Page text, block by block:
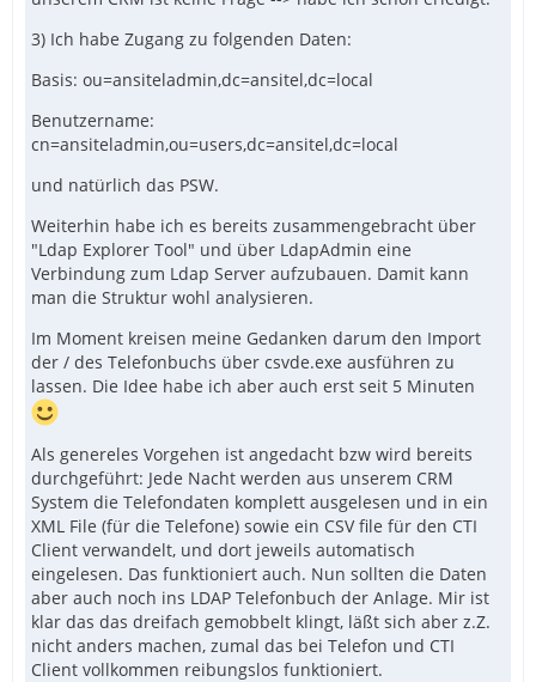
3) Ich habe Zugang zu folgenden Daten:
Basis: ou=ansiteladmin,dc=ansitel,dc=local
Benutzername:
cn=ansiteladmin,ou=users,dc=ansitel,dc=local
und natürlich das PSW.
Weiterhin habe ich es bereits zusammengebracht über
"Ldap Explorer Tool" und über LdapAdmin eine
Verbindung zum Ldap Server aufzubauen. Damit kann
man die Struktur wohl analysieren.
Im Moment kreisen meine Gedanken darum den Import
der / des Telefonbuchs über csvde.exe ausführen zu
lassen. Die Idee habe ich aber auch erst seit 5 Minuten
Als genereles Vorgehen ist angedacht bzw wird bereits
durchgeführt: Jede Nacht werden aus unserem CRM
System die Telefondaten komplett ausgelesen und in ein
XML File (für die Telefone) sowie ein CSV file für den CTI
Client verwandelt, und dort jeweils automatisch
eingelesen. Das funktioniert auch. Nun sollten die Daten
aber auch noch ins LDAP Telefonbuch der Anlage. Mir ist
klar das das dreifach gemobbelt klingt, läßt sich aber z.Z.
nicht anders machen, zumal das bei Telefon und CTI
Client vollkommen reibungslos funktioniert.